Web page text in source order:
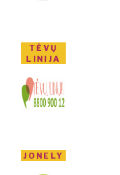
TĖVŲ
LINIJA
JONELY